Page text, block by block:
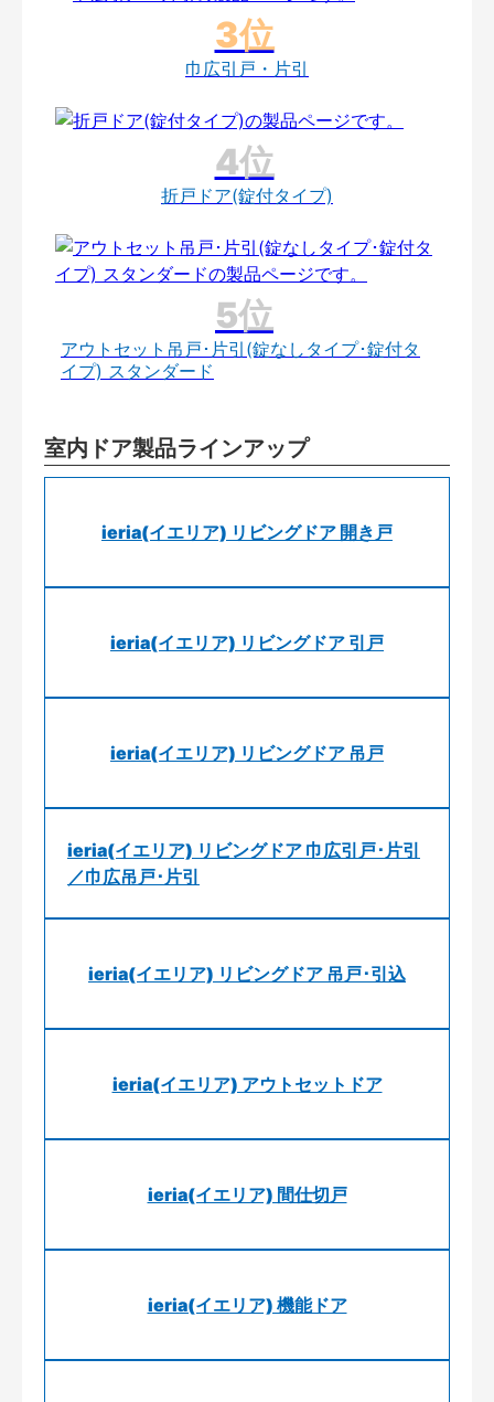
巾広引戸・片引
折戸ドア(錠付タイプ)
アウトセット吊戸･片引(錠なしタイプ･錠付タ
イプ) スタンダード
室内ドア製品ラインアップ
ieria(イエリア) リビングドア 開き戸
ieria(イエリア) リビングドア 引戸
ieria(イエリア) リビングドア 吊戸
ieria(イエリア) リビングドア 巾広引戸･片引
／巾広吊戸･片引
ieria(イエリア) リビングドア 吊戸･引込
ieria(イエリア) アウトセットドア
ieria(イエリア) 間仕切戸
ieria(イエリア) 機能ドア